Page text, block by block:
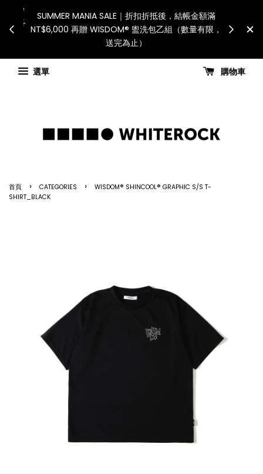
連假期間宅配服務將暫停配送。 如遇假日、天災或其
他不可抗力因素，出貨安排可能調整，敬請見諒
查看國內宅配最新公告
International
for all
國進口關
選單
購物車
首頁 › CATEGORIES ›
WISDOM® SHINCOOL® GRAPHIC S/S T-
SHIRT_BLACK